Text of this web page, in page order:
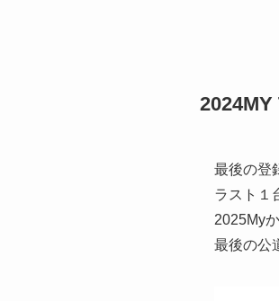
最後の登
ラスト１
2025My
最後の公